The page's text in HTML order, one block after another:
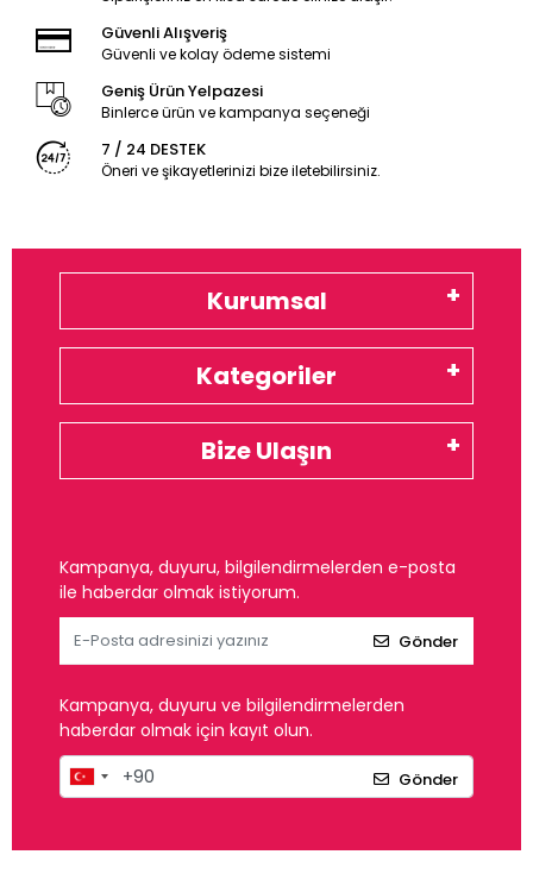
Güvenli Alışveriş
Güvenli ve kolay ödeme sistemi
Geniş Ürün Yelpazesi
Binlerce ürün ve kampanya seçeneği
7 / 24 DESTEK
Öneri ve şikayetlerinizi bize iletebilirsiniz.
Kurumsal
Kategoriler
Bize Ulaşın
Kampanya, duyuru, bilgilendirmelerden e-posta
ile haberdar olmak istiyorum.
Gönder
Kampanya, duyuru ve bilgilendirmelerden
haberdar olmak için kayıt olun.
Gönder